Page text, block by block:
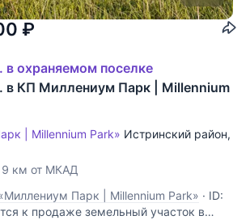
₽
в охраняемом поселке
в КП Миллениум Парк | Millennium
| Millennium Park» Истринский район,
км от МКАД
Парк | Millennium Park» · ID:
к продаже земельный участок в